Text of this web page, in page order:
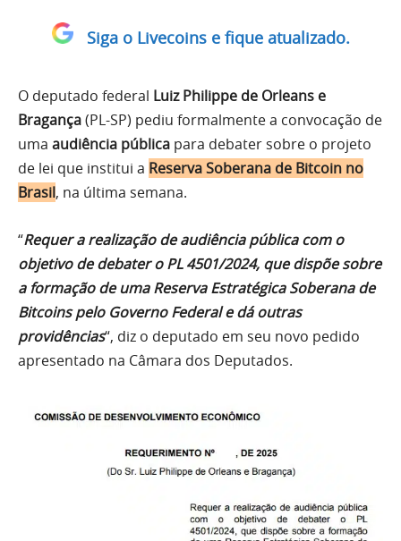
Siga o Livecoins e fique atualizado.
O deputado federal Luiz Philippe de Orleans e
Bragança(PL-SP) pediu formalmente a convocação de
uma audiência pública para debater sobre o projeto
de lei que institui a Reserva Soberana de Bitcoin no
Brasil, na última semana.
“Requer a realização de audiência pública com o
objetivo de debater o PL 4501/2024, que dispõe sobre
a formação de uma Reserva Estratégica Soberana de
Bitcoins pelo Governo Federal e dá outras
providências“, diz o deputado em seu novo pedido
apresentado na Câmara dos Deputados.